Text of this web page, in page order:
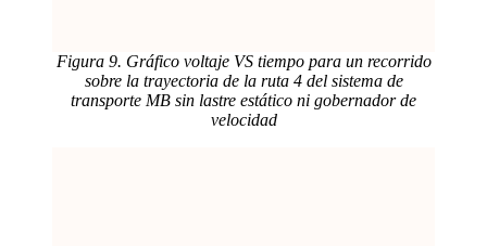
Figura 9. Gráfico voltaje VS tiempo para un recorrido
sobre la trayectoria de la ruta 4 del sistema de
transporte MB sin lastre estático ni gobernador de
velocidad